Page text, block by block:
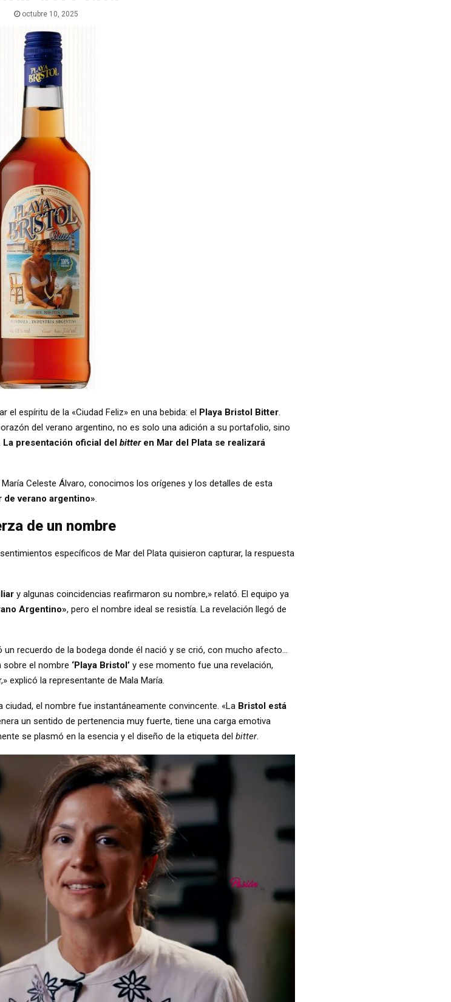
octubre 10, 2025
el espíritu de la «Ciudad Feliz» en una bebida: el Playa Bristol Bitter
del verano argentino, no es solo una adición a su portafolio, sino
La presentación oficial del bitteren Mar del Plata se realizará
Celeste Álvaro, conocimos los orígenes y los detalles de esta
de verano argentino»
de un nombre
específicos de Mar del Plata quisieron capturar, la respuesta
y algunas coincidencias reafirmaron su nombre,» relató. El equipo ya
Argentino», pero el nombre ideal se resistía. La revelación llegó de
recuerdo de la bodega donde él nació y se crió, con mucho afecto…
sobre el nombre ‘Playa Bristol’ y ese momento fue una revelación,
explicó la representante de Mala María.
el nombre fue instantáneamente convincente. «La Bristol está
un sentido de pertenencia muy fuerte, tiene una carga emotiva
se plasmó en la esencia y el diseño de la etiqueta del bitter.